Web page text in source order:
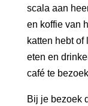
scala aan
en koffie van
katten hebt
eten en
café te
Bij je bezoek